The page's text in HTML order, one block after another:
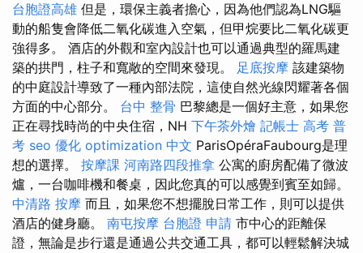
台胞證高雄 但是，環保主義者擔心，因為他們認為LNG驅
動的船隻會降低二氧化碳進入空氣，但甲烷要比二氧化碳更
強得多。 酒店的外觀和室內設計也可以通過典型的羅馬建
築的拱門，柱子和寬敞的空間來發現。 足底按摩 該建築物
的中庭設計導致了一種內部法院，這使自然光線閃耀著各個
方面的中心部分。 台中 整骨 巴黎總是一個好主意，如果您
正在尋找時尚的中央住宿，NH 下午茶外燴 記帳士 高考 普
考 seo 優化 optimization 中文 ParisOpéraFaubourg是理
想的選擇。 按摩課 河南路四段推拿 公寓的廚房配備了微波
爐，一台咖啡機和餐桌，因此您真的可以感覺到賓至如歸。
中清路 按摩 而且，如果您不想擺脫日常工作，則可以提供
酒店的健身廳。 南屯按摩 台胞證 申請 市中心的距離保
證，無論是步行還是通過公共交通工具，都可以輕鬆解決城